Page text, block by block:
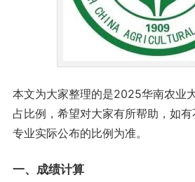
本文为大家整理的是2025华南农业
占比例，希望对大家有所帮助，如
专业实际公布的比例为准。
一、 成绩计算